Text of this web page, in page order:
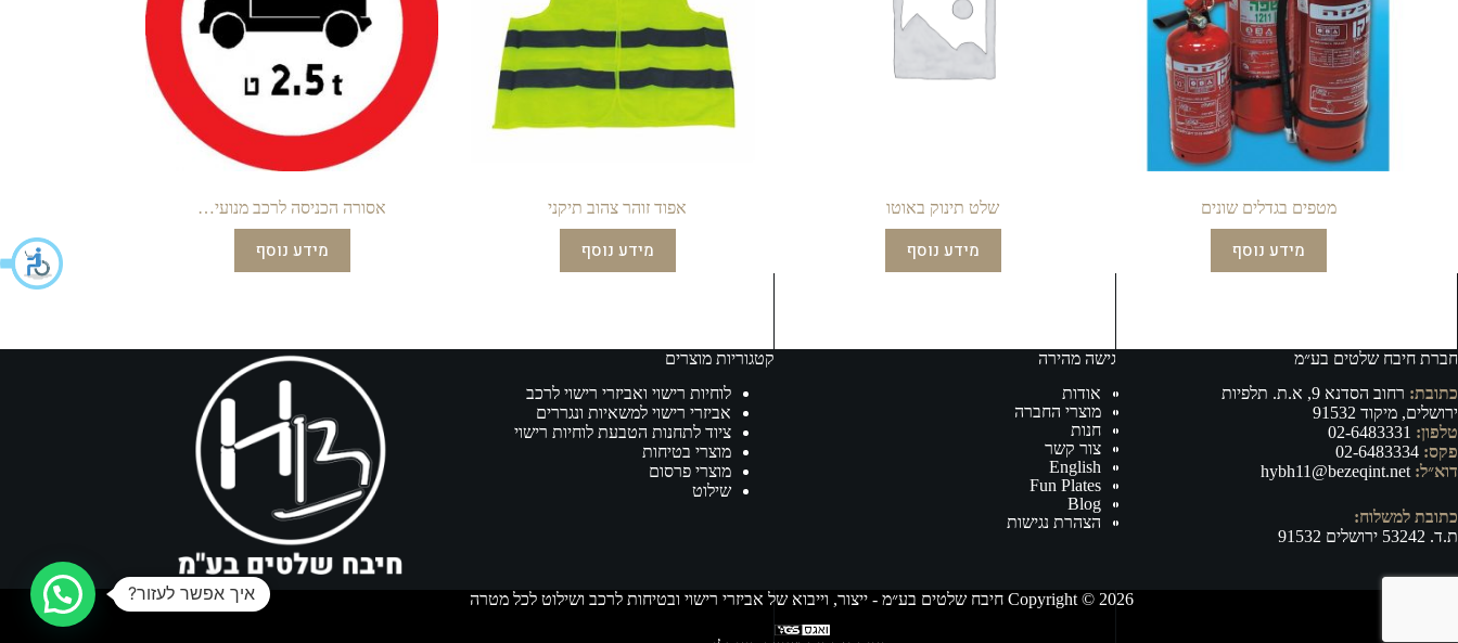
מטפים בגדלים שונים
מידע נוסף
שלט תינוק באוטו
מידע נוסף
אפוד זוהר צהוב תיקני
מידע נוסף
אסורה הכניסה לרכב מנועי…
מידע נוסף
חברת חיבח שלטים בע״מ
כתובת:
רחוב הסדנא 9, א.ת. תלפיות
ירושלים, מיקוד 91532
טלפון: 02-6483331
פקס:
דוא״ל: hybh11@bezeqint.net
כתובת למשלוח:
ת.ד. 53242 ירושלים 91532
גישה מהירה
אודות
מוצרי החברה
חנות
צור קשר
English
Fun Plates
Blog
הצהרת נגישות
קטגוריות מוצרים
לוחיות רישוי ואביזרי רישוי לרכב
אביזרי רישוי למשאיות ונגררים
ציוד לתחנות הטבעת לוחיות רישוי
מוצרי בטיחות
מוצרי פרסום
שילוט
Copyright © 2026 חיבח שלטים בע״מ - ייצור, וייבוא של אביזרי רישוי ובטיחות לרכב ושילוט לכל מטרה איך אפשר לעזור?